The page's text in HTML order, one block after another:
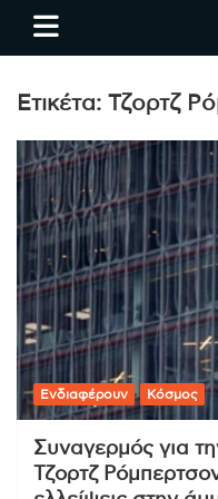
Skip
όλο
politic.gr
Ετικέτα: Τζορτζ
Ενδιαφέρουν Κόσμος
Συναγερμός για
Τζορτζ